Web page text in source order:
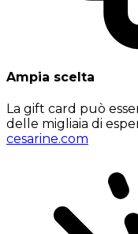
Ampia scelta
La gift card può
delle migliaia di
cesarine.com